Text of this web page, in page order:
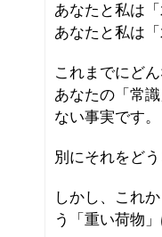
あなたと私は
あなたと私は
これまでにど
あなたの「常
ない事実です。
別にそれをど
しかし、これ
う「重い荷物